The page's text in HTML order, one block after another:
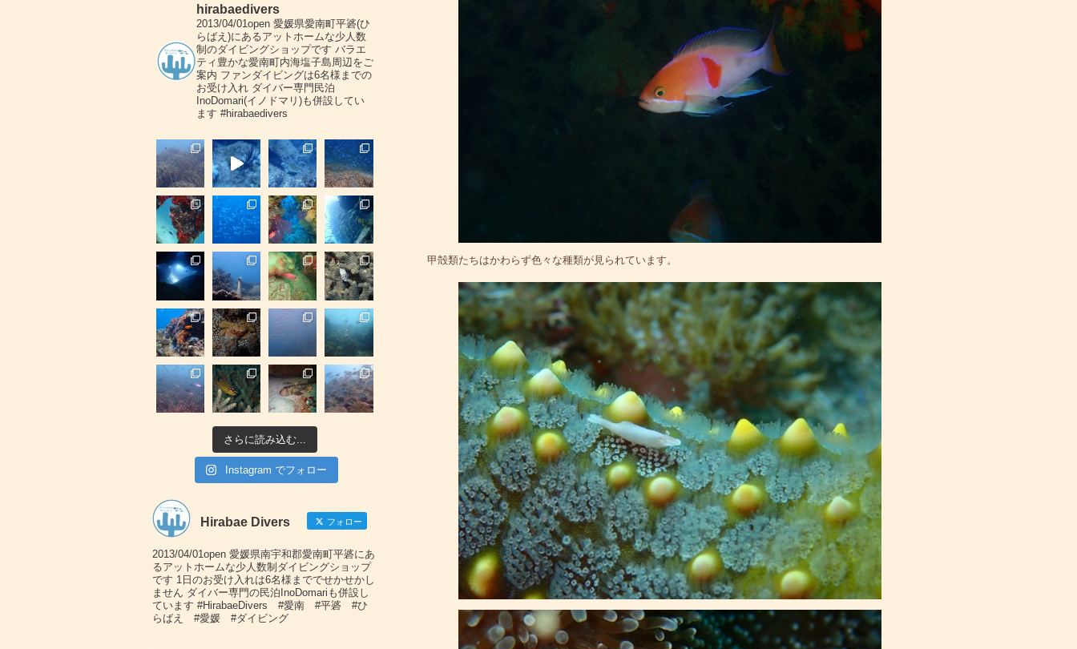
甲殻類たちはかわらず色々な種類が見られています。
hirabaedivers
2013/04/01open愛媛県愛南町平碆(ひ
らばえ)にあるアットホームな少人数
制のダイビングショップです バラエ
ティ豊かな愛南町内海塩子島周辺をご
案内 ファンダイビングは6名様までの
お受け入れダイバー専門民泊
InoDomari(イノドマリ)も併設してい
ます #hirabaedivers
さらに読み込む...
Instagram でフォロー
Hirabae Divers フォロー
2013/04/01open 愛媛県南宇和郡愛南町平碆にあ
るアットホームな少人数制ダイビングショップ
です 1日のお受け入れは6名様まででせかせかし
ません ダイバー専門の民泊InoDomariも併設し
ています #HirabaeDivers #愛南 #平碆 #ひ
らばえ #愛媛 #ダイビング